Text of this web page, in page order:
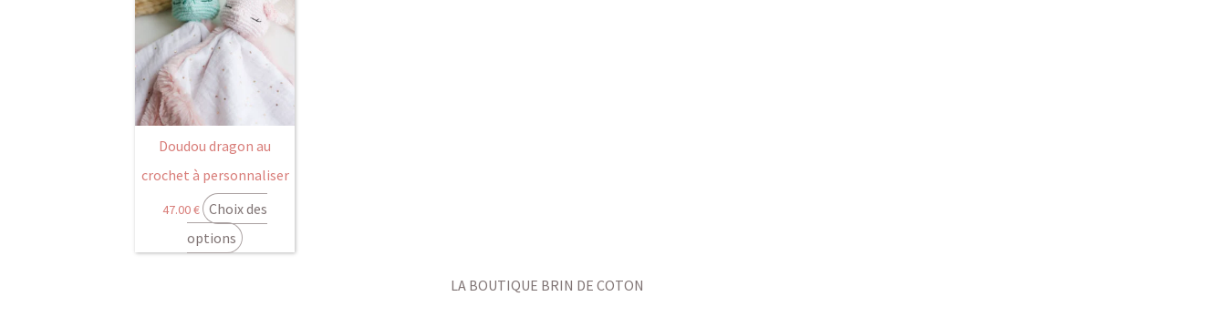
Doudou dragon au
crochet à personnaliser
47.00€ Choix des
options
LA BOUTIQUE BRIN DE COTON